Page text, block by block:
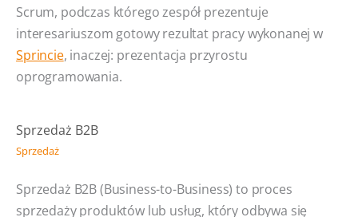
Scrum, podczas którego zespół prezentuje
interesariuszom gotowy rezultat pracy wykonanej w
Sprincie, inaczej: prezentacja przyrostu
oprogramowania.
Sprzedaż B2B
Sprzedaż
Sprzedaż B2B (Business-to-Business) to proces
sprzedaży produktów lub usług, który odbywa się